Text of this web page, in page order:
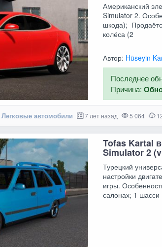
Американский
Simulator 2.
шкода);
колёса (2
Автор: Hüseyin
Последнее
Причина:
Легковые автомобили 7 лет назад 5 064
Tofas Kartal
Simulator 2
Турецкий
настройки
игры.
салонах; 1 шасси